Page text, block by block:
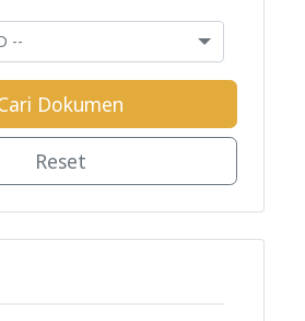
--
Dokumen
Reset